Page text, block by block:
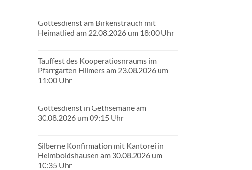
Gottesdienst am Birkenstrauch mit
Heimatlied am 22.08.2026 um 18:00 Uhr
Tauffest des Kooperatiosnraums im
Pfarrgarten Hilmers am 23.08.2026 um
11:00 Uhr
Gottesdienst in Gethsemane am
30.08.2026 um 09:15 Uhr
Silberne Konfirmation mit Kantorei in
Heimboldshausen am 30.08.2026 um
10:35 Uhr